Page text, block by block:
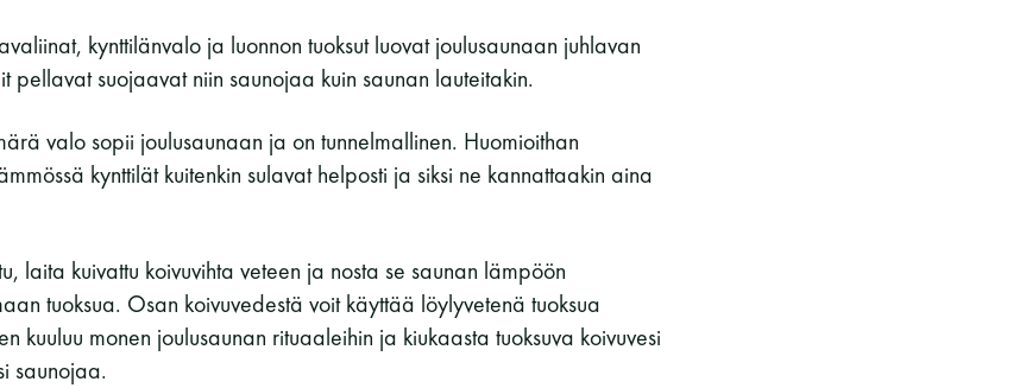
kynttilänvalo ja luonnon tuoksut luovat joulusaunaan juhlavan
pellavat suojaavat niin saunojaa kuin saunan lauteitakin.
valo sopii joulusaunaan ja on tunnelmallinen. Huomioithan
kynttilät kuitenkin sulavat helposti ja siksi ne kannattaakin aina
laita kuivattu koivuvihta veteen ja nosta se saunan lämpöön
tuoksua. Osan koivuvedestä voit käyttää löylyvetenä tuoksua
kuuluu monen joulusaunan rituaaleihin ja kiukaasta tuoksuva koivuvesi
saunojaa.